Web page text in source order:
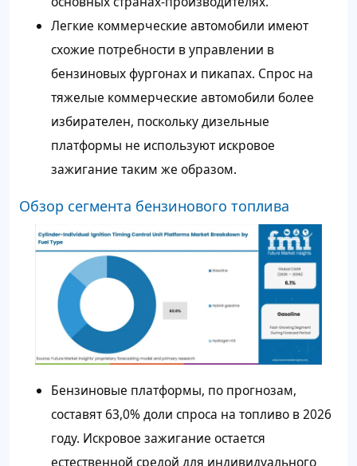
Легкие коммерческие автомобили имеют
схожие потребности в управлении в
бензиновых фургонах и пикапах. Спрос на
тяжелые коммерческие автомобили более
избирателен, поскольку дизельные
платформы не используют искровое
зажигание таким же образом.
Обзор сегмента бензинового топлива
Бензиновые платформы, по прогнозам,
составят 63,0% доли спроса на топливо в 2026
году. Искровое зажигание остается
естественной средой для индивидуального